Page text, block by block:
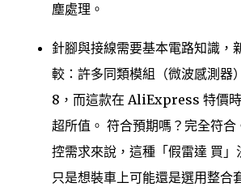
塵處理。
針腳與接線需要基本電路知識，
較：許多同類模組（微波感測器
8，而這款在 AliExpress 特價
超所值。 符合預期嗎？完全符合
控需求來說，這種「假雷達 買
只是想裝車上可能還是選用整合